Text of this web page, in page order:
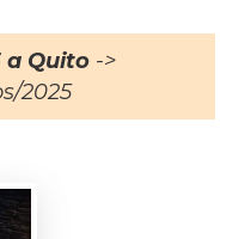
a Quito->
2025